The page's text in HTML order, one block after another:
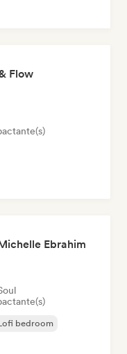
Flow
Ebrahim
bedroom